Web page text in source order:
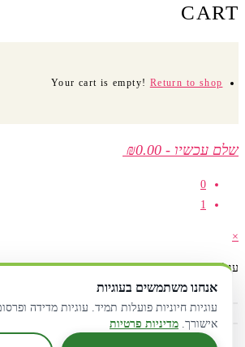
CART
Your cart is empty!Return to shop
שלם עכשיו -
₪0.00
0
×
עגלת קניות
אנחנו משתמשים בעוגיות
עוגיות חיוניות פועלות תמיד. עוגיות מדידה
אישורך. מדיניות פרטיות